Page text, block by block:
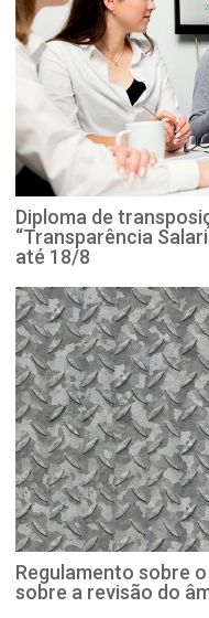
Diploma de
“Transparência
até 18/8
Regulamento sobre
sobre a revisão do